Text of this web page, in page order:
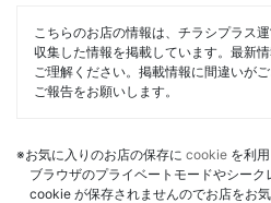
こちらのお店の情報は、チラシプラス
収集した情報を掲載しています。最新
ご理解ください。掲載情報に間違いが
ご報告をお願いします。
※お気に入りのお店の保存に cookie を利用
ブラウザのプライベートモードやシー
cookie が保存されませんのでお店をお気